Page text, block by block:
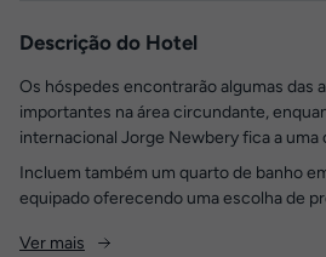
Descrição do Hotel
Os hóspedes encontrarão algumas das
importantes na área circundante,
internacional Jorge Newbery fica a uma
Incluem também um quarto de banho
equipado oferecendo uma escolha de
Ver mais